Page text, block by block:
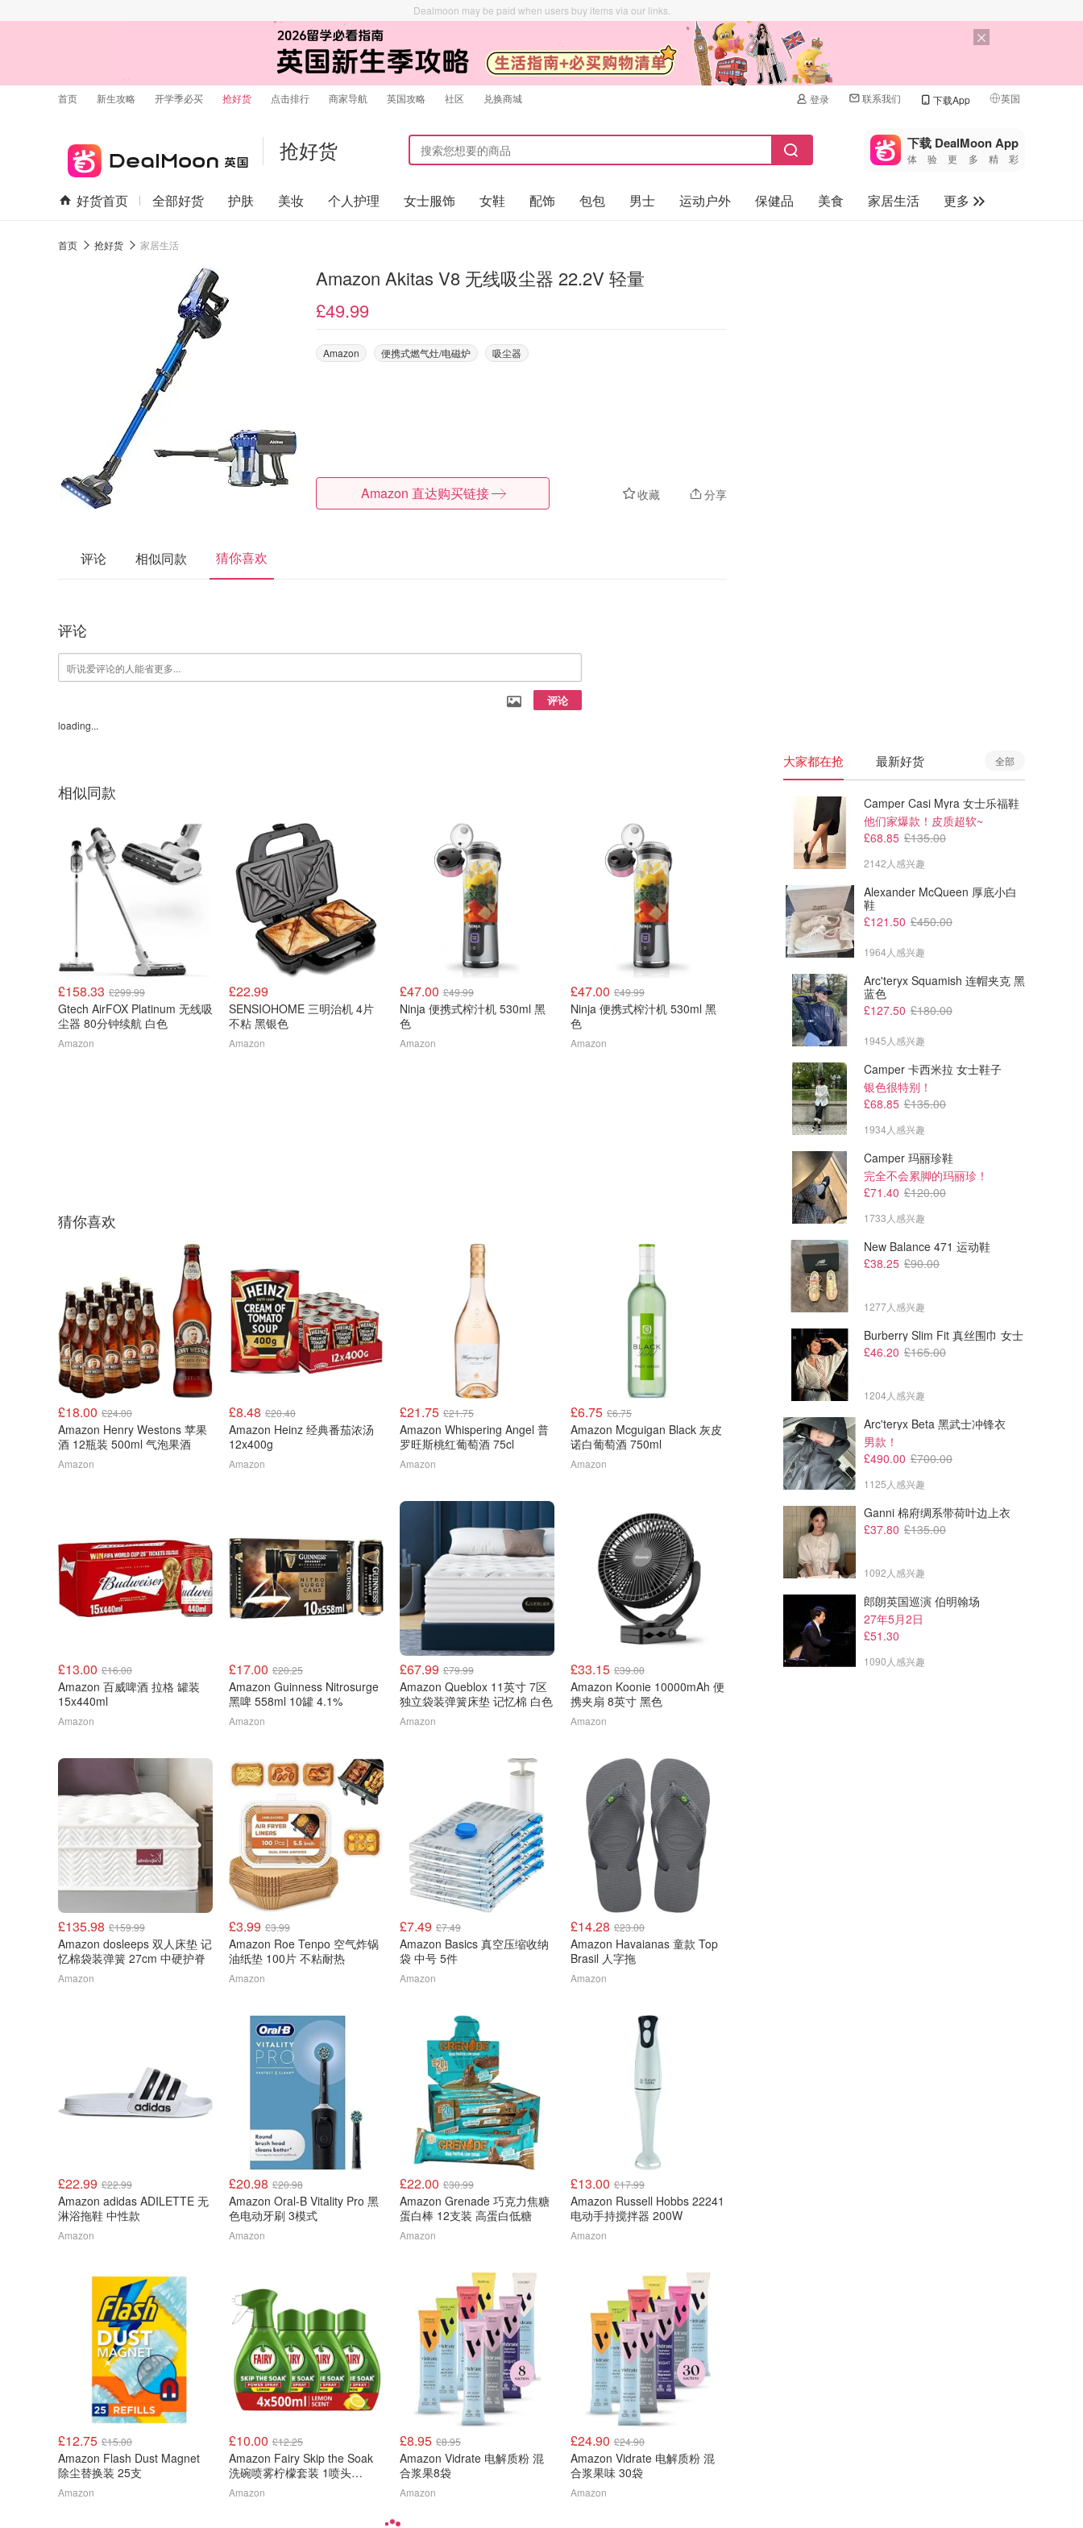
Dealmoon may be paid when users buy items via our links.
首页 新生攻略 开学季必买 抢好货 点击排行 商家导航 英国攻略 社区 兑换商城 登录 联系我们 下载App 英国
🇺🇸
🇨🇳 中国
🇨🇦加拿大
抢好货 下载 DealMoon App
体验更多精彩
好货首页 全部好货 护肤 美妆 个人护理 女士服饰 女鞋 配饰 包包 男士 运动户外 保健品 美食 家居生活
更多
首页 抢好货 家居生活
Amazon Akitas V8 无线吸尘器 22.2V 轻量
£49.99
Amazon 便携式燃气灶/电磁炉 吸尘器
收藏 分享
Amazon 直达购买链接
评论 相似同款 猜你喜欢
评论
评论
loading...
相似同款
£158.33 £299.99
Gtech AirFOX Platinum 无线吸
尘器 80分钟续航 白色
Amazon
£22.99
SENSIOHOME 三明治机 4片
不粘 黑银色
Amazon
£47.00 £49.99
Ninja 便携式榨汁机 530ml 黑
色
Amazon
£47.00 £49.99
Ninja 便携式榨汁机 530ml 黑
色
Amazon
£129.99
Shark 无绳手持吸尘器 WV200UK
高颜值 长续航！
£29.98
Amazon Portutif 手持无线吸尘
Amazon
猜你喜欢
£18.00 £24.00
Amazon Henry Westons 苹果
酒 12瓶装 500ml 气泡果酒
Amazon
£8.48 £20.40
Amazon Heinz 经典番茄浓汤
12x400g
Amazon
£21.75 £21.75
Amazon Whispering Angel 普
罗旺斯桃红葡萄酒 75cl
Amazon
£6.75 £6.75
Amazon Mcguigan Black 灰皮
诺白葡萄酒 750ml
Amazon
£13.00 £16.00
Amazon 百威啤酒 拉格 罐装
15x440ml
Amazon
£17.00 £20.25
Amazon Guinness Nitrosurge
黑啤 558ml 10罐 4.1%
Amazon
£67.99 £79.99
Amazon Queblox 11英寸 7区
独立袋装弹簧床垫 记忆棉 白色
Amazon
£33.15 £39.00
Amazon Koonie 10000mAh 便
携夹扇 8英寸 黑色
Amazon
£135.98 £159.99
Amazon dosleeps 双人床垫 记
忆棉袋装弹簧 27cm 中硬护脊
Amazon
£3.99 £3.99
Amazon Roe Tenpo 空气炸锅
油纸垫 100片 不粘耐热
Amazon
£7.49 £7.49
Amazon Basics 真空压缩收纳
袋 中号 5件
Amazon
£14.28 £23.00
Amazon Havaianas 童款 Top
Brasil 人字拖
Amazon
£22.99 £22.99
Amazon adidas ADILETTE 无
淋浴拖鞋 中性款
Amazon
£20.98 £20.98
Amazon Oral-B Vitality Pro 黑
色电动牙刷 3模式
Amazon
£22.00 £30.99
Amazon Grenade 巧克力焦糖
蛋白棒 12支装 高蛋白低糖
Amazon
£13.00 £17.99
Amazon Russell Hobbs 22241
电动手持搅拌器 200W
Amazon
£12.75 £15.00
Amazon Flash Dust Magnet
除尘替换装 25支
Amazon
£10.00 £12.25
Amazon Fairy Skip the Soak
洗碗喷雾柠檬套装 1喷头
4x500ml补充装
Amazon
£8.95 £8.95
Amazon Vidrate 电解质粉 混
合浆果8袋
Amazon
£24.90 £24.90
Amazon Vidrate 电解质粉 混
合浆果味 30袋
Amazon
大家都在抢 最新好货 全部
Camper Casi Myra 女士乐福鞋
他们家爆款！皮质超软~
£68.85 £135.00
2142人感兴趣
Alexander McQueen 厚底小白
鞋
£121.50 £450.00
1964人感兴趣
Arc'teryx Squamish 连帽夹克 黑
蓝色
£127.50 £180.00
1945人感兴趣
Camper 卡西米拉 女士鞋子
银色很特别！
£68.85 £135.00
1934人感兴趣
Camper 玛丽珍鞋
完全不会累脚的玛丽珍！
£71.40 £120.00
1733人感兴趣
New Balance 471 运动鞋
£38.25 £90.00
1277人感兴趣
Burberry Slim Fit 真丝围巾 女士
£46.20 £165.00
1204人感兴趣
Arc'teryx Beta 黑武士冲锋衣
男款！
£490.00 £700.00
1125人感兴趣
Ganni 棉府绸系带荷叶边上衣
£37.80 £135.00
1092人感兴趣
郎朗英国巡演 伯明翰场
27年5月2日
£51.30
1090人感兴趣